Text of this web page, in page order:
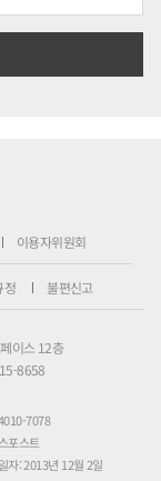
이용자위원회
정 불편신고
이스 12층
8658
7078
포스트
자: 2013년 12월 2일